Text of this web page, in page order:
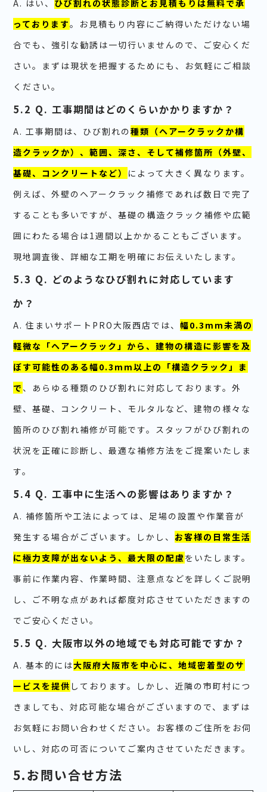
A. はい、 ひび割れの状態診断とお見積もりは無料で承
っております。お見積もり内容にご納得いただけない場
合でも、強引な勧誘は一切行いませんので、ご安心くだ
さい。まずは現状を把握するためにも、お気軽にご相談
ください。
5.2 Q. 工事期間はどのくらいかかりますか？
A. 工事期間は、ひび割れの種類（ヘアークラックか構
造クラックか）、範囲、深さ、そして補修箇所（外壁、
基礎、コンクリートなど） によって大きく異なります。
例えば、外壁のヘアークラック補修であれば数日で完了
することも多いですが、基礎の構造クラック補修や広範
囲にわたる場合は1週間以上かかることもございます。
現地調査後、詳細な工期を明確にお伝えいたします。
5.3 Q. どのようなひび割れに対応しています
か？
A. 住まいサポートPRO大阪西店では、幅0.3mm未満の
軽微な「ヘアークラック」から、建物の構造に影響を及
ぼす可能性のある幅0.3mm以上の「構造クラック」ま
で 、あらゆる種類のひび割れに対応しております。外
壁、基礎、コンクリート、モルタルなど、建物の様々な
箇所のひび割れ補修が可能です。スタッフがひび割れの
状況を正確に診断し、最適な補修方法をご提案いたしま
す。
5.4 Q. 工事中に生活への影響はありますか？
A. 補修箇所や工法によっては、足場の設置や作業音が
発生する場合がございます。しかし、 お客様の日常生活
に極力支障が出ないよう、最大限の配慮 をいたします。
事前に作業内容、作業時間、注意点などを詳しくご説明
し、ご不明な点があれば都度対応させていただきますの
でご安心ください。
5.5 Q. 大阪市以外の地域でも対応可能ですか？
A. 基本的には大阪府大阪市を中心に、地域密着型のサ
ービスを提供 しております。しかし、近隣の市町村につ
きましても、対応可能な場合がございますので、まずは
お気軽にお問い合わせください。お客様のご住所をお伺
いし、対応の可否についてご案内させていただきます。
5.お問い合せ方法